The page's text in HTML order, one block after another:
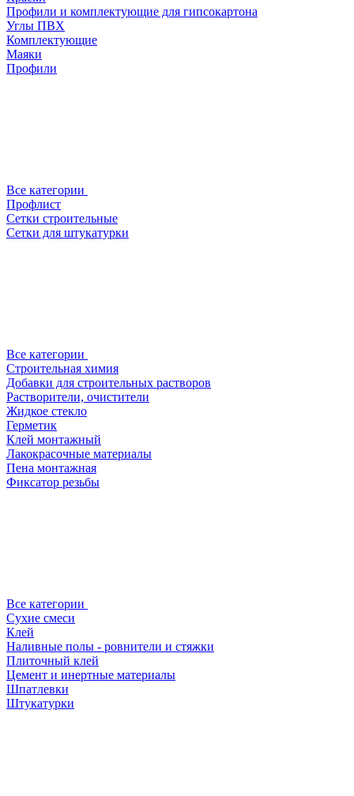
Профили и комплектующие для гипсокартона
Углы ПВХ
Комплектующие
Маяки
Профили
Все категории
Профлист
Сетки строительные
Сетки для штукатурки
Все категории
Строительная химия
Добавки для строительных растворов
Растворители, очистители
Жидкое стекло
Герметик
Клей монтажный
Лакокрасочные материалы
Пена монтажная
Фиксатор резьбы
Все категории
Сухие смеси
Клей
Наливные полы - ровнители и стяжки
Плиточный клей
Цемент и инертные материалы
Шпатлевки
Штукатурки